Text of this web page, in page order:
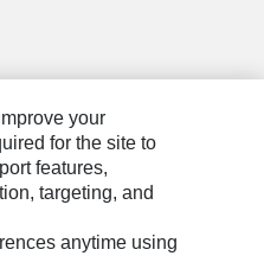
your
for the site to
features,
targeting, and
anytime using